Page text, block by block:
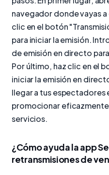
navegador donde vayas
clic en el botón
para iniciar la emisión.
de emisión en directo
Por último, haz clic en el
iniciar la emisión en
llegar a tus espectadores
promocionar
servicios.
¿Cómo ayuda la app
retransmisiones de